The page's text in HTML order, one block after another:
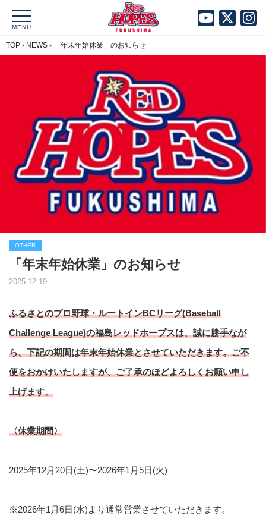
MENU
TOP › NEWS › 「年末年始休業」のお知らせ
OTHER
「年末年始休業」のお知らせ
2025-12-19
ふるさとのプロ野球・ルートインBCリーグ(Baseball
Challenge League)の福島レッドホープスは、誠に勝手なが
ら、下記の期間は年末年始休業とさせていただきます。ご不
便をおかけいたしますが、ご了承のほどよろしくお願い申し
上げます。
〈休業期間〉
2025年12月20日(土)〜2026年1月5日(火)
※2026年1月6日(水)より通常営業させていただきます。